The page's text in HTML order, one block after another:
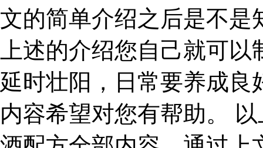
文的简单介绍之后是不是
上述的介绍您自己就可
延时壮阳，日常要养成良
内容希望对您有帮助。